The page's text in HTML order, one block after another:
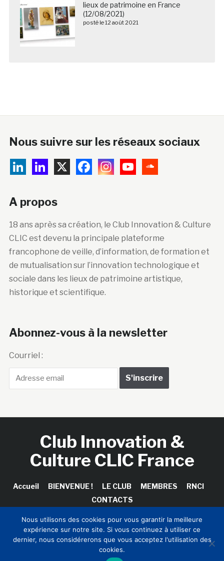
lieux de patrimoine en France
(12/08/2021)
posté le 12 août 2021
Nous suivre sur les réseaux sociaux
A propos
18 ans après sa création, le Club Innovation & Culture
CLIC est devenu la principale plateforme
francophone de veille, d’information, de formation et
de mutualisation sur l’innovation technologique et
sociale dans les lieux de patrimoine artistique,
historique et scientifique.
Abonnez-vous à la newsletter
Courriel :
Club Innovation &
Culture CLIC France
Accueil BIENVENUE ! LE CLUB MEMBRES
RNCI
CONTACTS
Copyright © 2026 Club Innovation & Culture CLIC France /
Sinapses Conseils
Nous utilisons des cookies pour vous garantir la meilleure
expérience sur notre site. Si vous continuez à utiliser ce
dernier, nous considérerons que vous acceptez l'utilisation des
cookies.